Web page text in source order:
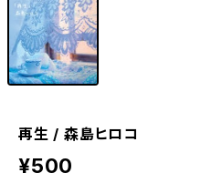
再生 / 森島ヒロコ
¥500